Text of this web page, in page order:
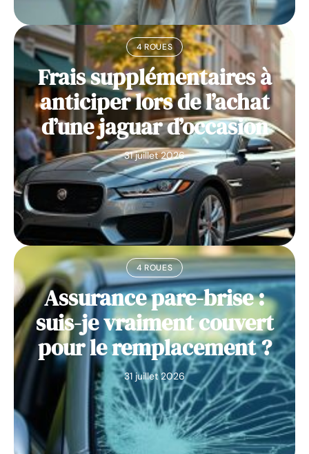
4 ROUES
Frais supplémentaires à
anticiper lors de l’achat
d’une jaguar d’occasion
31 juillet 2026
4 ROUES
Assurance pare-brise :
suis-je vraiment couvert
pour le remplacement ?
31 juillet 2026